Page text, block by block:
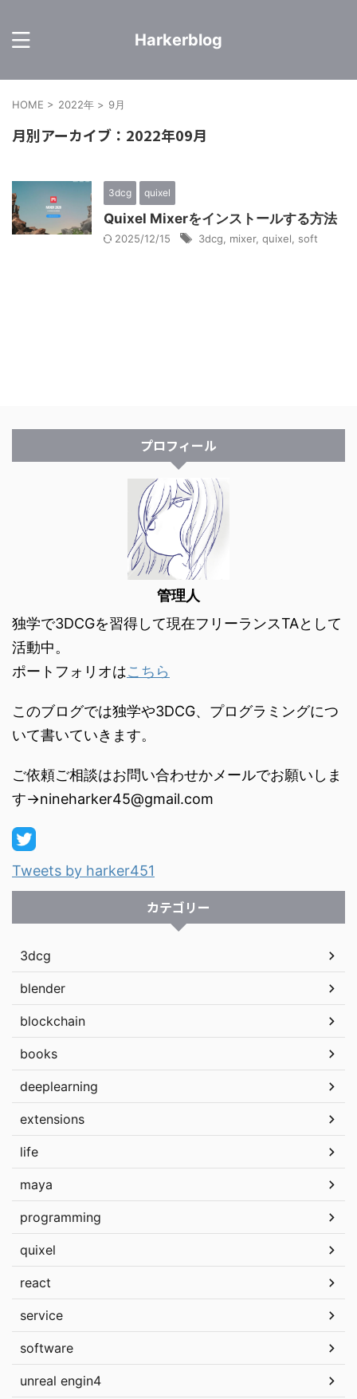
Harkerblog
HOME > 2022年 > 9月
月別アーカイブ：2022年09月
3dcg quixel
Quixel Mixerをインストールする方法
2025/12/15 3dcg mixer, quixel soft
プロフィール
管理人
独学で3DCGを習得して現在フリーランスTAとして
活動中。
ポートフォリオはこちら
このブログでは独学や3DCG、プログラミングにつ
いて書いていきます。
ご依頼ご相談はお問い合わせかメールでお願いしま
す→nineharker45@gmail.com
Tweets by harker451
カテゴリー
3dcg
blender
blockchain
books
deeplearning
extensions
life
maya
programming
quixel
react
service
software
unreal engin4